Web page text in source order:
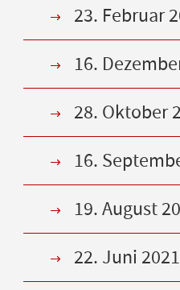
23. Februar
16.
28. Oktober
16.
19. August
22. Juni 2021